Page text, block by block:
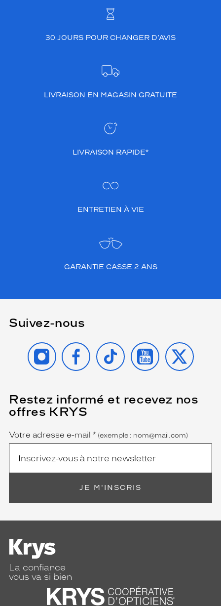
30 JOURS POUR CHANGER D’AVIS
LIVRAISON EN MAGASIN GRATUITE
LIVRAISON RAPIDE*
ENTRETIEN À VIE
GARANTIE CASSE 2 ANS
Suivez-nous
INSTAGRAMFACEBOOK
TIKTOK YOUTUBE
X
Restez informé et recevez nos
offres KRYS
Name
Votre adresse e-mail *
(Ce
champ
est
obligatoire)
(exemple : nom@mail.com)
JE M'INSCRIS
La confiance
vous va si bien